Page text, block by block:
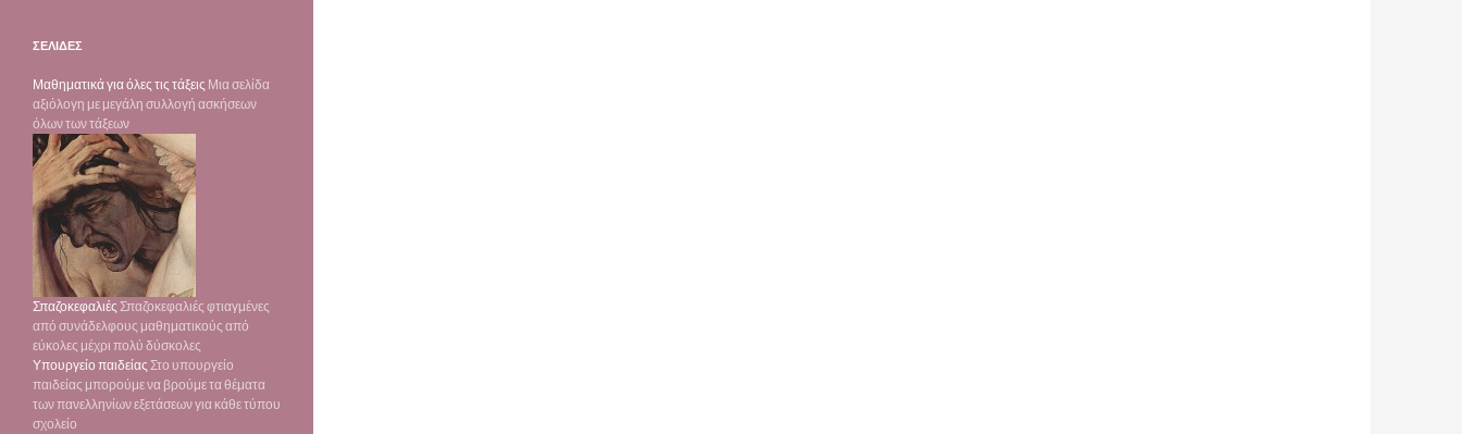
ΣΕΛΊΔΕΣ
Μαθηματικά για όλες τις τάξεις Μια σελίδα
αξιόλογη με μεγάλη συλλογή ασκήσεων
όλων των τάξεων
Σπαζοκεφαλιές Σπαζοκεφαλιές φτιαγμένες
από συνάδελφους μαθηματικούς από
εύκολες μέχρι πολύ δύσκολες
Υπουργείο παιδείας Στο υπουργείο
παιδείας μπορούμε να βρούμε τα θέματα
των πανελληνίων εξετάσεων για κάθε τύπου
σχολείο